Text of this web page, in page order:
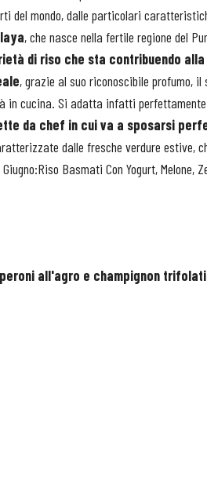
del mondo, dalle particolari
, che nasce nella fertile regione del
di riso che sta contribuendo
, grazie al suo riconoscibile profumo,
in cucina. Si adatta infatti
da chef in cui va a sposarsi
dalle fresche verdure estive,
Basmati Con Yogurt, Melone,
all'agro e champignon trifolati